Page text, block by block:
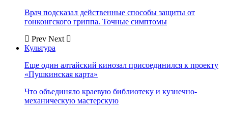
Врач подсказал действенные способы защиты от
гонконгского гриппа. Точные симптомы
Prev Next
Культура
Еще один алтайский кинозал присоединился к проекту
«Пушкинская карта»
Что объединяло краевую библиотеку и кузнечно-
механическую мастерскую